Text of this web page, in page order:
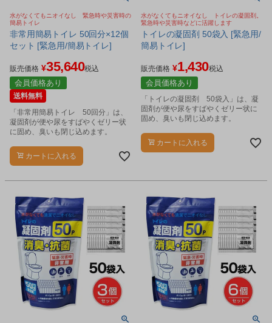
水がなくてもニオイなし 緊急時や災害時の
簡易トイレ
非常用簡易トイレ 50回分×12個
セット [緊急用/簡易トイレ]
販売価格 ¥35,640税込
会員価格あり
送料無料
「非常用簡易トイレ 50回分」は、
凝固剤が便や尿をすばやくゼリー状
に固め、臭いも閉じ込めます。
カートに入れる
水がなくてもニオイなし トイレの凝固剤。
緊急時や災害時などに活躍します
トイレの凝固剤 50袋入 [緊急用/
簡易トイレ]
販売価格 ¥1,430税込
会員価格あり
「トイレの凝固剤 50袋入」は、凝
固剤が便や尿をすばやくゼリー状に
固め、臭いも閉じ込めます。
カートに入れる